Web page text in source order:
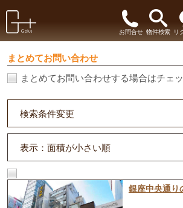
お問合せ 物件検索 リ
まとめてお問い合わせ
まとめてお問い合わせする場合はチェ
検索条件変更
表示 ：面積が小さい順
銀座中央通り